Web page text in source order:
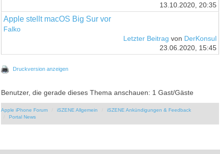
13.10.2020, 20:35
Apple stellt macOS Big Sur vor
Falko
Letzter Beitrag von DerKonsul
23.06.2020, 15:45
Druckversion anzeigen
Benutzer, die gerade dieses Thema anschauen: 1 Gast/Gäste
Apple iPhone Forum iSZENE Allgemein
iSZENE Ankündigungen & Feedback
Portal News